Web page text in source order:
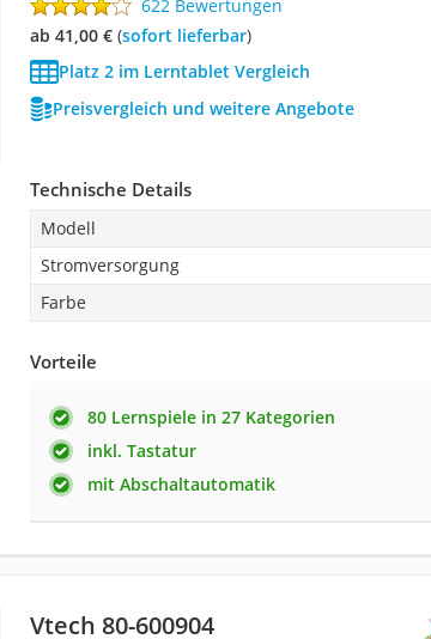
622 Bewertungen
ab 41,00 €( Sofort lieferbar)
Platz 2 im Lerntablet Vergleich
Preisvergleich und weitere Angebote
Technische Details
Modell
Stromversorgung
Farbe
Vorteile
80 Lernspiele in 27 Kategorien
inkl. Tastatur
mit Abschaltautomatik
Vtech 80-600904